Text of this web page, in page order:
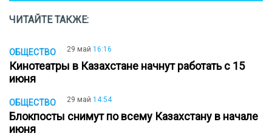
ЧИТАЙТЕ ТАКЖЕ:
ОБЩЕСТВО 29 май 16:16
Кинотеатры в Казахстане начнут работать с 15
июня
ОБЩЕСТВО 29 май 14:54
Блокпосты снимут по всему Казахстану в начале
июня